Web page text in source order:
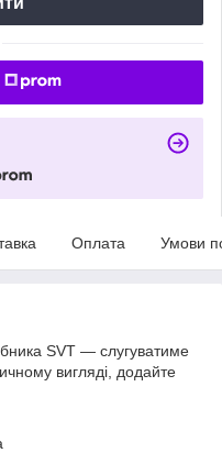
Оплата Умови
SVT — слугуватиме
вигляді, додайте